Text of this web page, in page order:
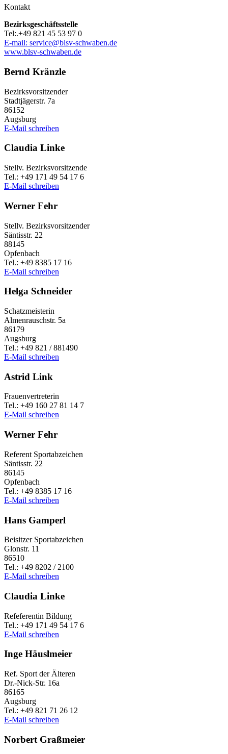
Kontakt
Bezirks­ge­schäfts­stelle
Tel:.+49 821 45 53 97 0
E‑mail: service@​blsv-​schwaben.​de
www​.blsv​-schwa​ben​.de
Bernd Kränzle
Bezirks­vor­sit­zen­der
Stadt­jä­ger­str. 7a
86152
Augs­burg
E‑Mail schrei­ben
Clau­dia Linke
Stellv. Bezirks­vor­sit­zende
Tel.: +49 171 49 54 17 6
E‑Mail schrei­ben
Werner Fehr
Stellv. Bezirks­vor­sit­zen­der
Säntis­str. 22
88145
Opfen­bach
Tel.: +49 8385 17 16
E‑Mail schrei­ben
Helga Schnei­der
Schatz­meis­te­rin
Almen­rausch­str. 5a
86179
Augs­burg
Tel.: +49 821 / 881490
E‑Mail schrei­ben
Astrid Link
Frau­en­ver­tre­te­rin
Tel.: +49 160 27 81 14 7
E‑Mail schrei­ben
Werner Fehr
Refe­rent Sportabzeichen
Säntis­str. 22
86145
Opfen­bach
Tel.: +49 8385 17 16
E‑Mail schrei­ben
Hans Gamperl
Beisit­zer Sportabzeichen
Glonstr. 11
86510
Tel.: +49 8202 / 2100
E‑Mail schrei­ben
Clau­dia Linke
Refe­fe­ren­tin Bildung
Tel.: +49 171 49 54 17 6
E‑Mail schrei­ben
Inge Häuslmeier
Ref. Sport der Älteren
Dr.-Nick-Str. 16a
86165
Augs­burg
Tel.: +49 821 71 26 12
E‑Mail schrei­ben
Norbert Graß­meier